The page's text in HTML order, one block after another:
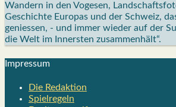
Wandern in den Vogesen,
Geschichte Europas und der Schweiz,
geniessen, - und immer wieder auf der
die Welt im Innersten zusammenhält“.
Impres­sum
Die Redak­ti­on
Spiel­re­geln